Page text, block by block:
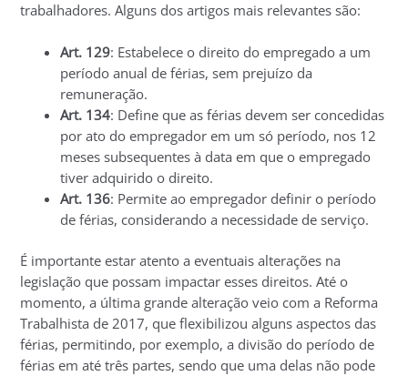
trabalhadores. Alguns dos artigos mais relevantes são:
Art. 129: Estabelece o direito do empregado a um
período anual de férias, sem prejuízo da
remuneração.
Art. 134: Define que as férias devem ser concedidas
por ato do empregador em um só período, nos 12
meses subsequentes à data em que o empregado
tiver adquirido o direito.
Art. 136: Permite ao empregador definir o período
de férias, considerando a necessidade de serviço.
É importante estar atento a eventuais alterações na
legislação que possam impactar esses direitos. Até o
momento, a última grande alteração veio com a Reforma
Trabalhista de 2017, que flexibilizou alguns aspectos das
férias, permitindo, por exemplo, a divisão do período de
férias em até três partes, sendo que uma delas não pode